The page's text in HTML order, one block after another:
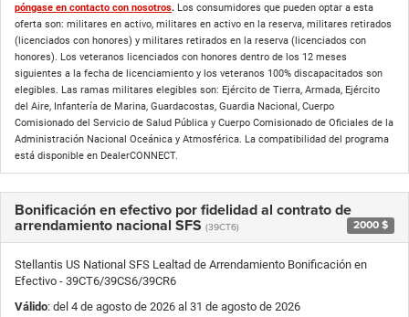
póngase en contacto con nosotros. Los consumidores que pueden optar a esta
oferta son: militares en activo, militares en activo en la reserva, militares retirados
(licenciados con honores) y militares retirados en la reserva (licenciados con
honores). Los veteranos licenciados con honores dentro de los 12 meses
siguientes a la fecha de licenciamiento y los veteranos 100% discapacitados son
elegibles. Las ramas militares elegibles son: Ejército de Tierra, Armada, Ejército
del Aire, Infantería de Marina, Guardacostas, Guardia Nacional, Cuerpo
Comisionado del Servicio de Salud Pública y Cuerpo Comisionado de Oficiales de la
Administración Nacional Oceánica y Atmosférica. La compatibilidad del programa
está disponible en DealerCONNECT.
Bonificación en efectivo por fidelidad al contrato de
arrendamiento nacional SFS (39CT6) 2000 $
Stellantis US National SFS Lealtad de Arrendamiento Bonificación en
Efectivo - 39CT6/39CS6/39CR6
Válido: del 4 de agosto de 2026 al 31 de agosto de 2026